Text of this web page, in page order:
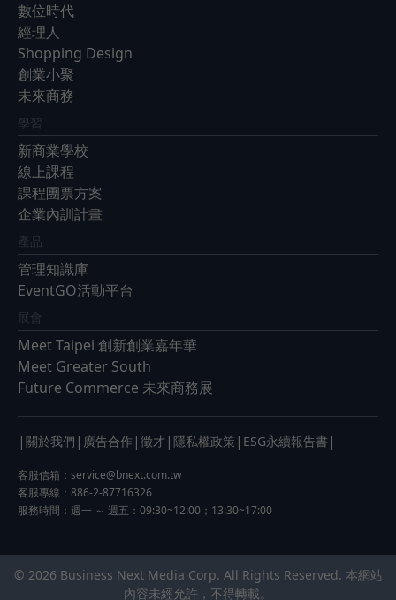
數位時代
經理人
Shopping Design
創業小聚
未來商務
學習
新商業學校
線上課程
課程團票方案
企業內訓計畫
產品
管理知識庫
EventGO活動平台
展會
Meet Taipei 創新創業嘉年華
Meet Greater South
Future Commerce 未來商務展
| 關於我們 | 廣告合作 | 徵才 | 隱私權政策 | ESG永續報告書 |
客服信箱： service@bnext.com.tw
客服專線：886-2-87716326
服務時間：週一 ～ 週五：09:30~12:00；13:30~17:00
© 2026 Business Next Media Corp. All Rights Reserved. 本網站
內容未經允許，不得轉載。